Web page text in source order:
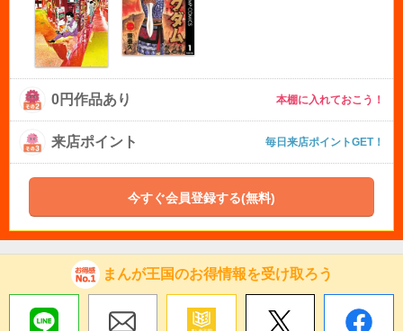
0円作品あり 本棚に入れておこう！
来店ポイント 毎日来店ポイントGET！
今すぐ会員登録する(無料)
まんが王国のお得情報を受け取ろう